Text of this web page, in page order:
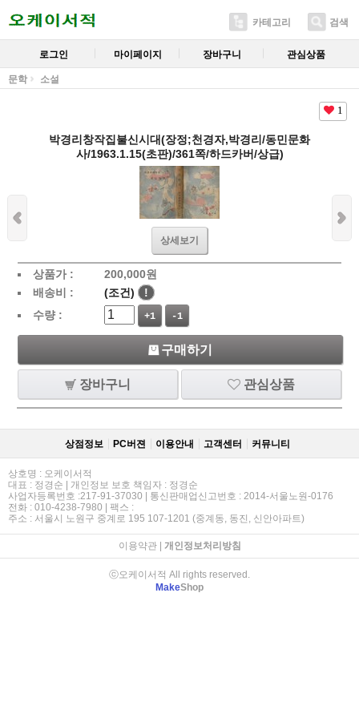
카테고리 검색
로그인 마이페이지 장바구니 관심상품
문학 소설
1
박경리창작집불신시대(장정;천경자,박경리/동민문화
사/1963.1.15(초판)/361쪽/하드카버/상급)
상세보기
상품가 : 200,000원
배송비 :
(조건)
!
수량 :
+1 -1
구매하기
장바구니 관심상품
상점정보 PC버젼 이용안내 고객센터 커뮤니티
상호명 : 오케이서적
대표 : 정경순 | 개인정보 보호 책임자 : 정경순
사업자등록번호 :217-91-37030 | 통신판매업신고번호 : 2014-서울노원-0176
전화 : 010-4238-7980 | 팩스 :
주소 : 서울시 노원구 중계로 195 107-1201 (중계동, 동진, 신안아파트)
이용약관| 개인정보처리방침
ⓒ오케이서적 All rights reserved.
MakeShop